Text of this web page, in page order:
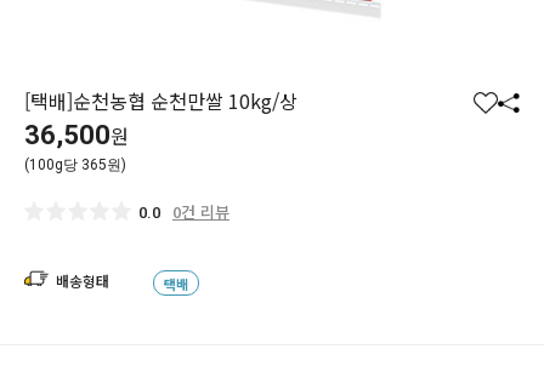
[택배]순천농협 순천만쌀 10kg/상
찜 공
36,500원
(100g당 365원)
0.0 0건 리뷰
배송형태 택배